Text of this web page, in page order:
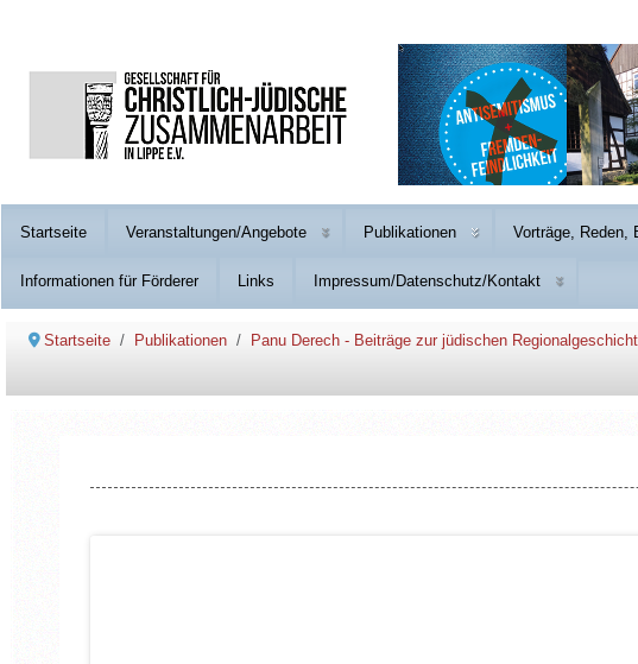
Startseite Veranstaltungen/Angebote Publikationen Vorträge, Reden,
Informationen für Förderer Links Impressum/Datenschutz/Kontakt
Startseite Publikationen Panu Derech - Beiträge zur jüdischen